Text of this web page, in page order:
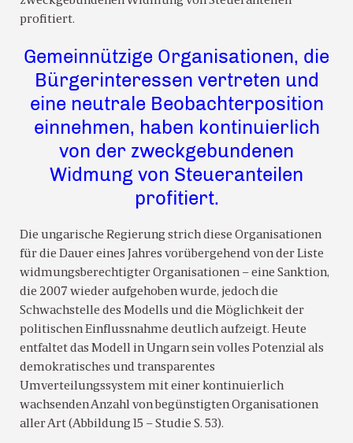
profitiert.
Gemeinnützige Organisationen, die
Bürgerinteressen vertreten und
eine neutrale Beobachterposition
einnehmen, haben kontinuierlich
von der zweckgebundenen
Widmung von Steueranteilen
profitiert.
Die ungarische Regierung strich diese Organisationen
für die Dauer eines Jahres vorübergehend von der Liste
widmungsberechtigter Organisationen – eine Sanktion,
die 2007 wieder aufgehoben wurde, jedoch die
Schwachstelle des Modells und die Möglichkeit der
politischen Einflussnahme deutlich aufzeigt. Heute
entfaltet das Modell in Ungarn sein volles Potenzial als
demokratisches und transparentes
Umverteilungssystem mit einer kontinuierlich
wachsenden Anzahl von begünstigten Organisationen
aller Art (Abbildung 15 – Studie S. 53).